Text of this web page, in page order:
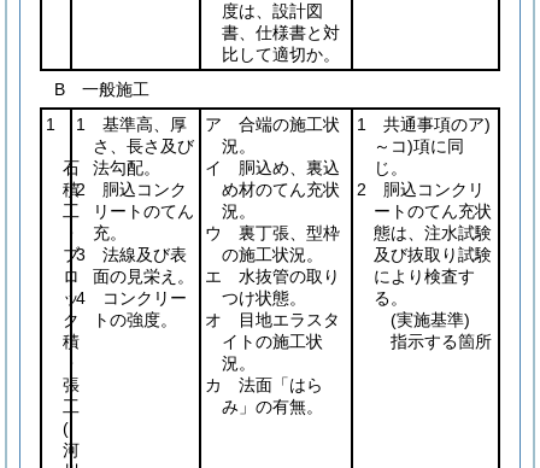
度は、設計図
書、仕様書と対
比して適切か。
B 一般施工
1
石
積
工
・
ブ
ロ
ッ
ク
積
・
張
工
(
河
1 基準高、厚
さ、長さ及び
法勾配。
2 胴込コンク
リートのてん
充。
3 法線及び表
面の見栄え。
4 コンクリー
トの強度。
ア 合端の施工状
況。
イ 胴込め、裏込
め材のてん充状
況。
ウ 裏丁張、型枠
の施工状況。
エ 水抜管の取り
つけ状態。
オ 目地エラスタ
イトの施工状
況。
カ 法面「はら
み」の有無。
1 共通事項のア)
～コ)項に同
じ。
2 胴込コンクリ
ートのてん充状
態は、注水試験
及び抜取り試験
により検査す
る。
(実施基準)
指示する箇所